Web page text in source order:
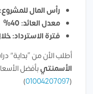
رأس المال للمشروع: 200 الف دولار
معدل العائد: 40%
فترة الاسترداد:
أطلب الأن من “بداية”
الأسمنتيبأفضل
(
01004207097
)